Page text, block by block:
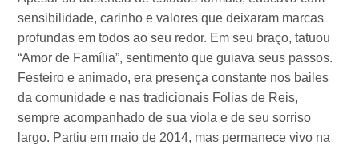
sensibilidade, carinho e valores que deixaram marcas
profundas em todos ao seu redor. Em seu braço, tatuou
“Amor de Família”, sentimento que guiava seus passos.
Festeiro e animado, era presença constante nos bailes
da comunidade e nas tradicionais Folias de Reis,
sempre acompanhado de sua viola e de seu sorriso
largo. Partiu em maio de 2014, mas permanece vivo na